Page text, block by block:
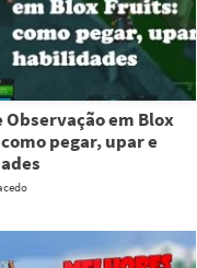
Observação em Blox
pegar, upar e